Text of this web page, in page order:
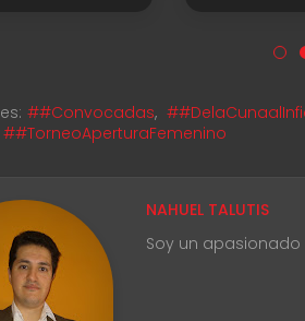
##Convocadas,
##TorneoAperturaFemenino
NAHUEL TALUTIS
Soy un